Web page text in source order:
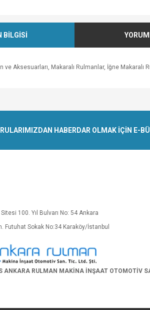
BİLGİSİ
ve Aksesuarları, Makaralı Rulmanlar, İğne Makaralı
bozuk veya görüntülenemiyor.
HABERDAR OLMAK İÇİN E-
Sitesi 100. Yıl Bulvarı No: 54
Futuhat Sokak No:34 Karaköy/
ANKARA RULMAN MAKİNA İNŞAAT OTOMOTİV